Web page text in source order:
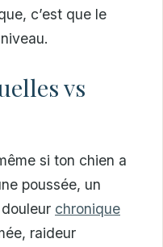
c’est que le
vs
si ton chien a
poussée, un
chronique
raideur